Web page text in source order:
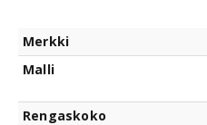
Merkki
Malli
Rengaskoko